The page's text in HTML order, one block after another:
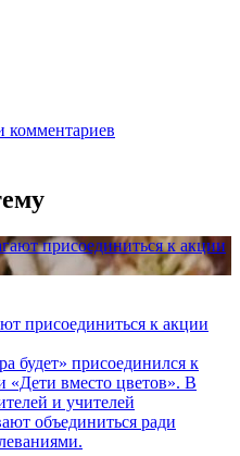
комментариев
присоединиться к акции
будет» присоединился к
«Дети вместо цветов». В
и учителей
объединиться ради